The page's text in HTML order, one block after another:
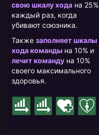
свою шкалу хода на 25%
каждый раз, когда
убивают союзника.
Также заполняет шкалы
хода команды на 10% и
лечит команду на 10%
своего максимального
здоровья.